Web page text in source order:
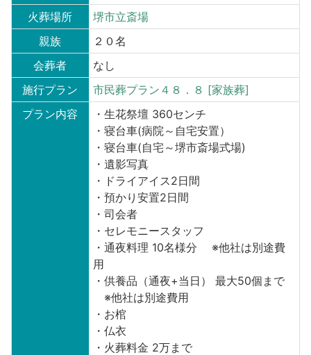
火葬場所
堺市立斎場
親族
２０名
会葬者
なし
施行プラン
市民葬プラン４８．８ [家族葬]
プラン内容
・生花祭壇 360センチ
・寝台車(病院～自宅安置）
・寝台車(自宅～堺市斎場式場)
・遺影写真
・ドライアイス2日間
・預かり安置2日間
・司会者
・セレモニースタッフ
・通夜料理 10名様分 ※他社は別途費
用
・供養品（通夜+当日） 最大50個まで
※他社は別途費用
・お棺
・仏衣
・火葬料金 2万まで